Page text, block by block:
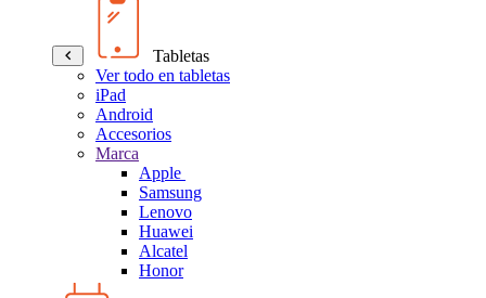
Tabletas
Ver todo en tabletas
iPad
Android
Accesorios
Marca
Apple
Samsung
Lenovo
Huawei
Alcatel
Honor